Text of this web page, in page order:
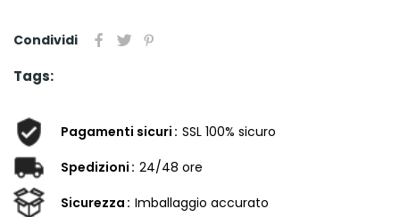
Condividi
Tags:
Pagamenti sicuri SSL 100% sicuro
Spedizioni 24/48 ore
Sicurezza Imballaggio accurato